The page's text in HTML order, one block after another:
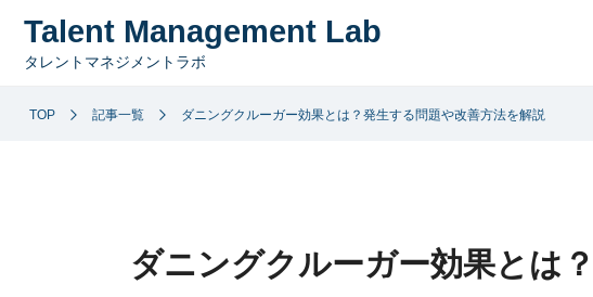
Talent Management Lab
タレントマネジメントラボ
TOP 記事一覧 ダニングクルーガー効果とは？発生する問題や改善方法を解説
ダニングクルーガー効果とは